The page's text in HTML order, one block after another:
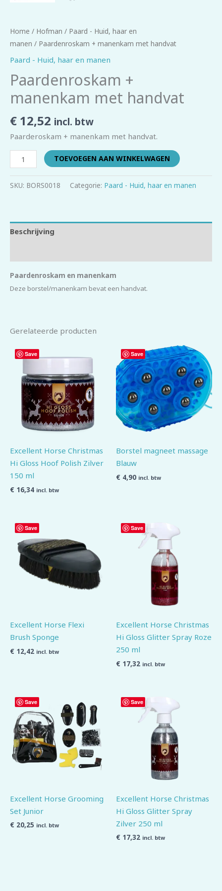
Home / Hofman / Paard - Huid, haar en
manen / Paardenroskam + manenkam met handvat
Paard - Huid, haar en manen
Paardenroskam +
manenkam met handvat
€ 12,52 incl. btw
Paarderoskam + manenkam met handvat.
TOEVOEGEN AAN WINKELWAGEN
SKU: BORS0018 Categorie: Paard - Huid, haar en manen
Beschrijving
Paardenroskam en manenkam
Deze borstel/manenkam bevat een handvat.
Gerelateerde producten
Save
Excellent Horse Christmas
Hi Gloss Hoof Polish Zilver
150 ml
€ 16,34 incl. btw
Save
Borstel magneet massage
Blauw
€ 4,90 incl. btw
Save
Excellent Horse Flexi
Brush Sponge
€ 12,42 incl. btw
Save
Excellent Horse Christmas
Hi Gloss Glitter Spray Roze
250 ml
€ 17,32 incl. btw
Save
Excellent Horse Grooming
Set Junior
€ 20,25 incl. btw
Save
Excellent Horse Christmas
Hi Gloss Glitter Spray
Zilver 250 ml
€ 17,32 incl. btw